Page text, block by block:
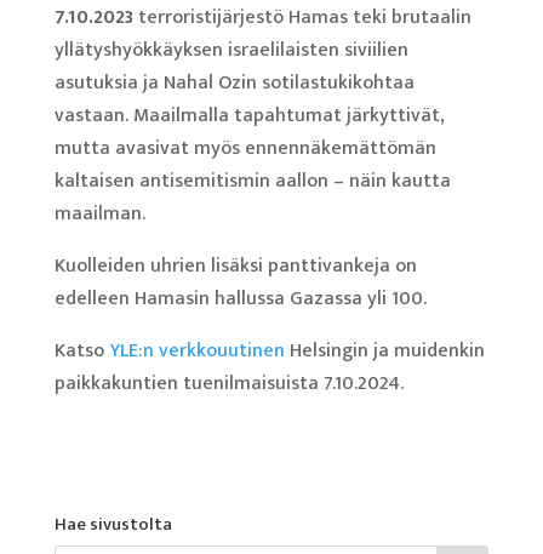
7.10.2023 terroristijärjestö Hamas teki brutaalin
yllätyshyökkäyksen israelilaisten siviilien
asutuksia ja Nahal Ozin sotilastukikohtaa
vastaan. Maailmalla tapahtumat järkyttivät,
mutta avasivat myös ennennäkemättömän
kaltaisen antisemitismin aallon – näin kautta
maailman.
Kuolleiden uhrien lisäksi panttivankeja on
edelleen Hamasin hallussa Gazassa yli 100.
KatsoYLE:n verkkouutinen Helsingin ja muidenkin
paikkakuntien tuenilmaisuista 7.10.2024.
Hae sivustolta